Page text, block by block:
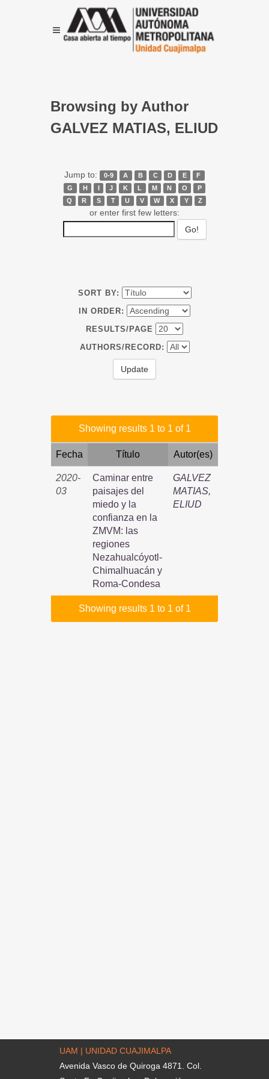
Browsing by Author
GALVEZ MATIAS, ELIUD
Jump to: 0-9 A B C D E
F
G
H I J K L M N O
P
Q
R S T U V W X Y Z
or enter first few letters:
SORT BY:
IN ORDER:
RESULTS/PAGE
AUTHORS/RECORD:
Showing results 1 to 1 of 1
Fecha Título Autor(es)
2020-
03
Caminar entre
paisajes del
miedo y la
confianza en la
ZMVM: las
regiones
Nezahualcóyotl-
Chimalhuacán y
Roma-Condesa
GALVEZ
MATIAS,
ELIUD
Showing results 1 to 1 of 1
UAM | UNIDAD CUAJIMALPA
Avenida Vasco de Quiroga 4871. Col.